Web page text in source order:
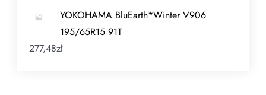
YOKOHAMA BluEarth*Winter V906
195/65R15 91T
277,48zł